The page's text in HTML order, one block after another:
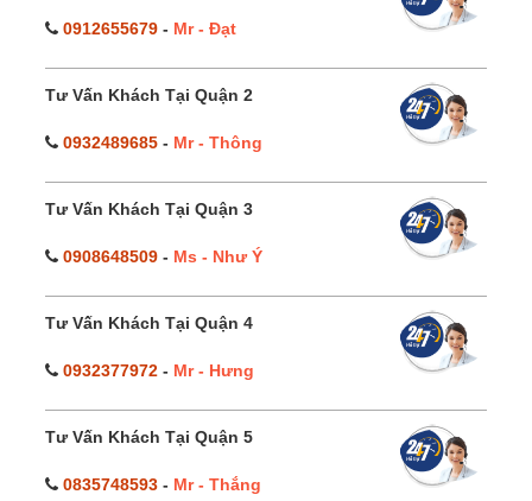
0912655679 - Mr - Đạt
Tư Vấn Khách Tại Quận 2
0932489685 - Mr - Thông
Tư Vấn Khách Tại Quận 3
0908648509 - Ms - Như Ý
Tư Vấn Khách Tại Quận 4
0932377972 - Mr - Hưng
Tư Vấn Khách Tại Quận 5
0835748593 - Mr - Thắng